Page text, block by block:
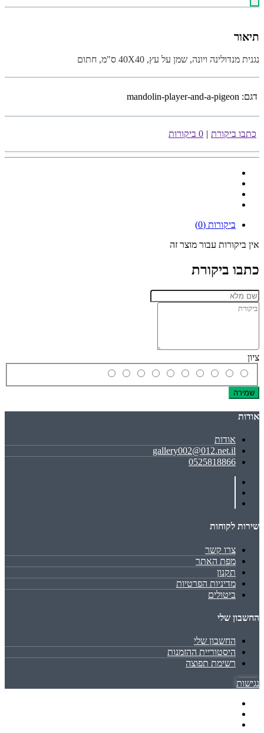
תיאור
נגנית מנדולינה ויונה, שמן על עץ, 40X40 ס"מ, חתום
דגם: mandolin-player-and-a-pigeon
כתבו ביקורת | 0 ביקורות
ביקורות (0)
אין ביקורות עבור מוצר זה
כתבו ביקורת
ציון
שמירה
אודות
אודות
gallery002@012.net.il
0525818866
שירות לקוחות
צרו קשר
מפת האתר
תקנון
מדיניות הפרטיות
ביטולים
החשבון שלי
החשבון שלי
היסטוריית ההזמנות
רשימת תפוצה
נגישות